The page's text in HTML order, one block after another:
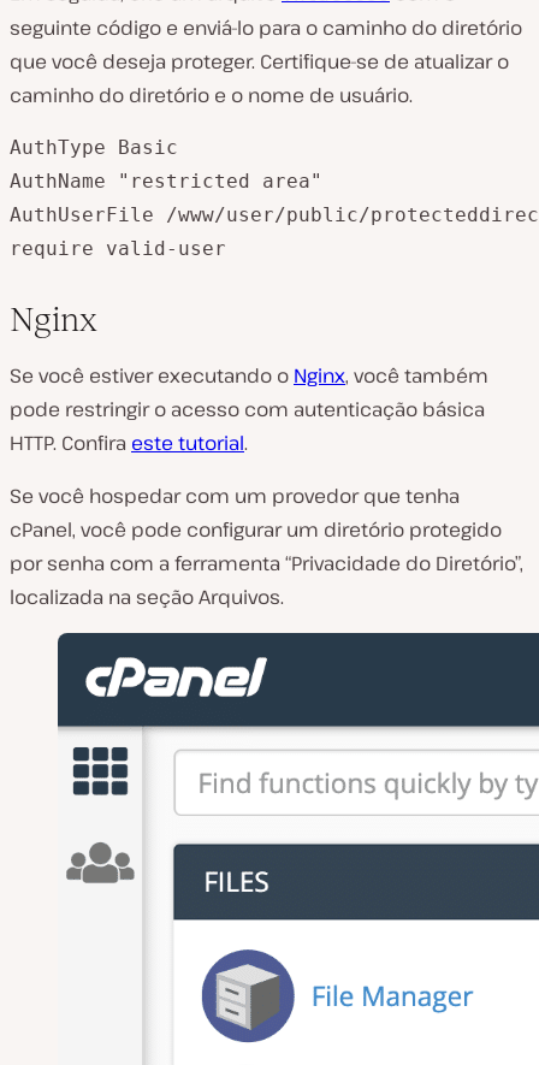
seguinte código e enviá-lo para o caminho do diretório
que você deseja proteger. Certifique-se de atualizar o
caminho do diretório e o nome de usuário.
AuthType Basic
AuthName "restricted area"
AuthUserFile /www/user/public/
Nginx
Se você estiver executando o Nginx, você também
pode restringir o acesso com autenticação básica
HTTP. Confira este tutorial.
Se você hospedar com um provedor que tenha
cPanel, você pode configurar um diretório protegido
por senha com a ferramenta “Privacidade do Diretório”,
localizada na seção Arquivos.